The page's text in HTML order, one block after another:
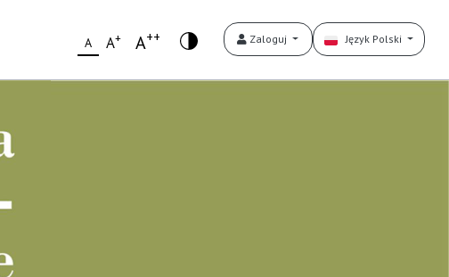
A A+ A++ Zaloguj Język Polski